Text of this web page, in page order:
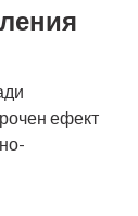
ефект